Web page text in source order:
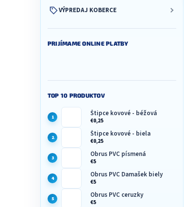
VÝPREDAJ KOBERCE
PRIJÍMAME ONLINE PLATBY
TOP 10 PRODUKTOV
Štipce kovové - béžová
€0,25
Štipce kovové - biela
€0,25
Obrus PVC písmená
€5
Obrus PVC Damašek biely
€5
Obrus PVC ceruzky
€5